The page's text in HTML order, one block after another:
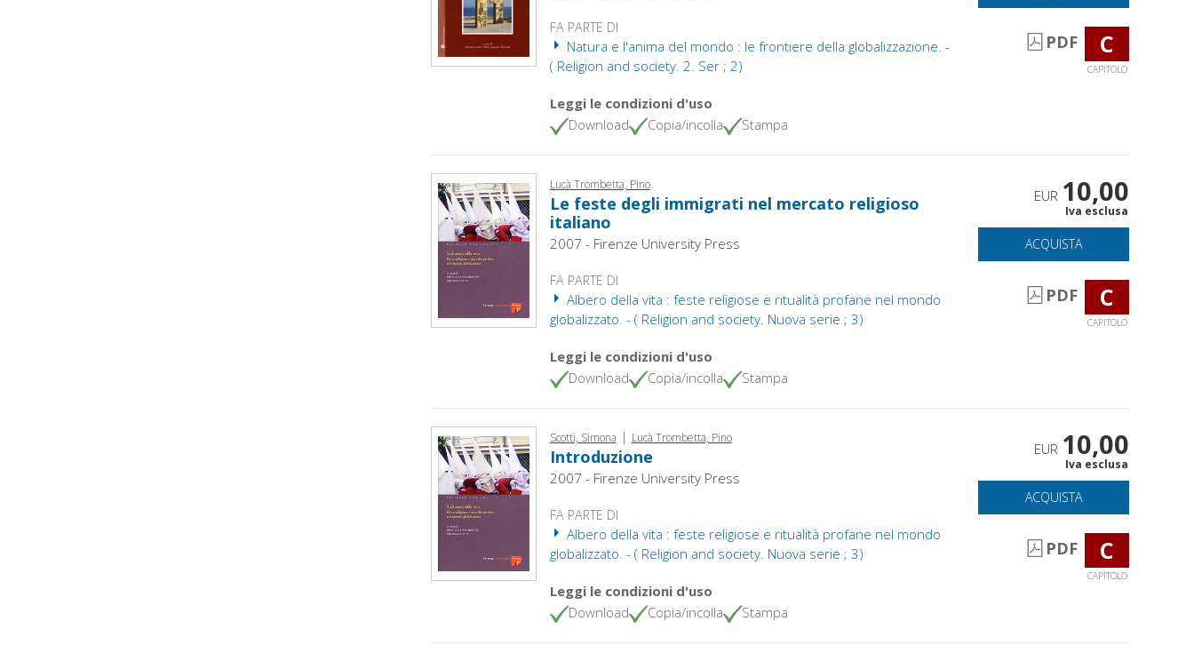
FA PARTE DI
Natura e l'anima del mondo : le frontiere della globalizzazione. -
( Religion and society. 2. Ser ; 2)
Leggi le condizioni d'uso
Download
Copia/incolla Stampa
PDF C
CAPITOLO
Lucà Trombetta, Pino
Le feste degli immigrati nel mercato religioso
italiano
2007 - Firenze University Press
FA PARTE DI
Albero della vita : feste religiose e ritualità profane nel mondo
globalizzato. - ( Religion and society. Nuova serie ; 3)
Leggi le condizioni d'uso
Download
Copia/incolla Stampa
EUR 10,00
Iva esclusa
ACQUISTA
PDF C
CAPITOLO
Scotti, Simona | Lucà Trombetta, Pino
Introduzione
2007 - Firenze University Press
FA PARTE DI
Albero della vita : feste religiose e ritualità profane nel mondo
globalizzato. - ( Religion and society. Nuova serie ; 3)
Leggi le condizioni d'uso
Download
Copia/incolla Stampa
EUR 10,00
Iva esclusa
ACQUISTA
PDF C
CAPITOLO